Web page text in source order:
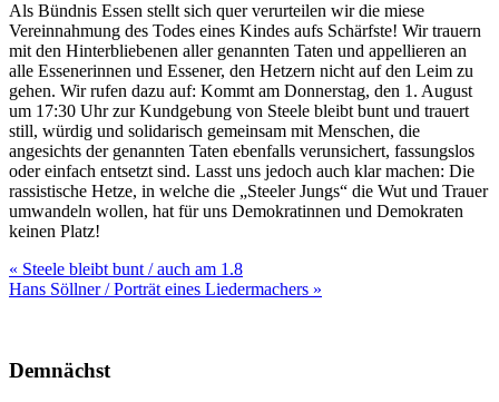
Als Bündnis Essen stellt sich quer verurteilen wir die miese
Vereinnahmung des Todes eines Kindes aufs Schärfste! Wir trauern
mit den Hinterbliebenen aller genannten Taten und appellieren an
alle Essenerinnen und Essener, den Hetzern nicht auf den Leim zu
gehen. Wir rufen dazu auf: Kommt am Donnerstag, den 1. August
um 17:30 Uhr zur Kundgebung von Steele bleibt bunt und trauert
still, würdig und solidarisch gemeinsam mit Menschen, die
angesichts der genannten Taten ebenfalls verunsichert, fassungslos
oder einfach entsetzt sind. Lasst uns jedoch auch klar machen: Die
rassistische Hetze, in welche die „Steeler Jungs“ die Wut und Trauer
umwandeln wollen, hat für uns Demokratinnen und Demokraten
keinen Platz!
Beitragsnavigation
« Steele bleibt bunt / auch am 1.8
Hans Söllner / Porträt eines Liedermachers »
Demnächst